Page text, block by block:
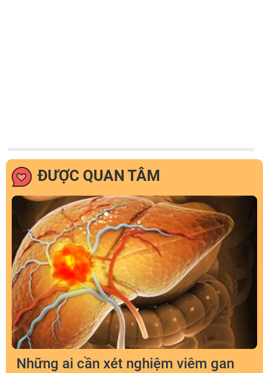
ĐƯỢC QUAN TÂM
Những ai cần xét nghiệm viêm gan